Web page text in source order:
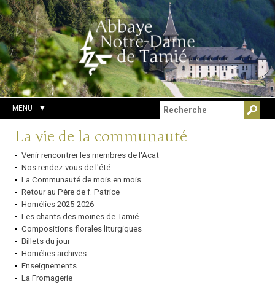
Aller
au
contenu.
|
Aller
à
la
navigation
Outils
personnels
Chercher par
Recherche
avancée…
MENU
Navigation
La vie de la communauté
Venir rencontrer les membres de l'Acat
Nos rendez-vous de l'été
La Communauté de mois en mois
Retour au Père de f. Patrice
Homélies 2025-2026
Les chants des moines de Tamié
Compositions florales liturgiques
Billets du jour
Homélies archives
Enseignements
La Fromagerie